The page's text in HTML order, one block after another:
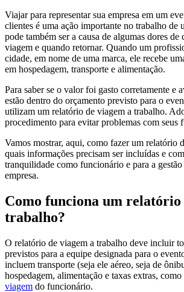
Viajar para representar sua empresa em um
clientes é uma ação importante no trabalho de
pode também ser a causa de algumas dores de
viagem e quando retornar. Quando um
cidade, em nome de uma marca, ele recebe
em hospedagem, transporte e alimentação.
Para saber se o valor foi gasto corretamente e
estão dentro do orçamento previsto para o
utilizam um relatório de viagem a trabalho.
procedimento para evitar problemas com seus
Vamos mostrar, aqui, como fazer um relatório
quais informações precisam ser incluídas e
tranquilidade como funcionário e para a
empresa.
Como funciona um relatório
trabalho?
O relatório de viagem a trabalho deve incluir
previstos para a equipe designada para o
incluem transporte (seja ele aéreo, seja de
hospedagem, alimentação e taxas extras,
viagem do funcionário.